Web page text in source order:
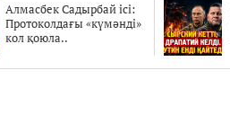
Алмасбек Садырбай ісі:
Протоколдағы «күмәнді»
кол қоюла..